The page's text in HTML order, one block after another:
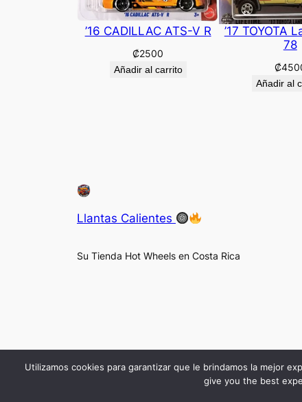
’16 CADILLAC ATS-V R
₡2500
Añadir al carrito
’17 TOYOTA
78
₡
Añadir al
Llantas Calientes
Su Tienda Hot Wheels en Costa Rica
Utilizamos cookies para garantizar que le brindamos la mejor
give you the best